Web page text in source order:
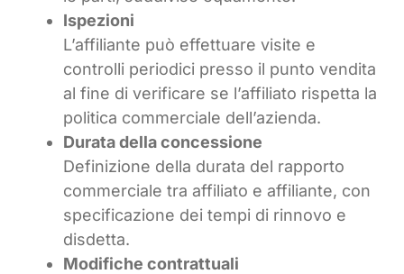
Ispezioni
L’affiliante può effettuare visite e
controlli periodici presso il punto vendita
al fine di verificare se l’affiliato rispetta la
politica commerciale dell’azienda.
Durata della concessione
Definizione della durata del rapporto
commerciale tra affiliato e affiliante, con
specificazione dei tempi di rinnovo e
disdetta.
Modifiche contrattuali